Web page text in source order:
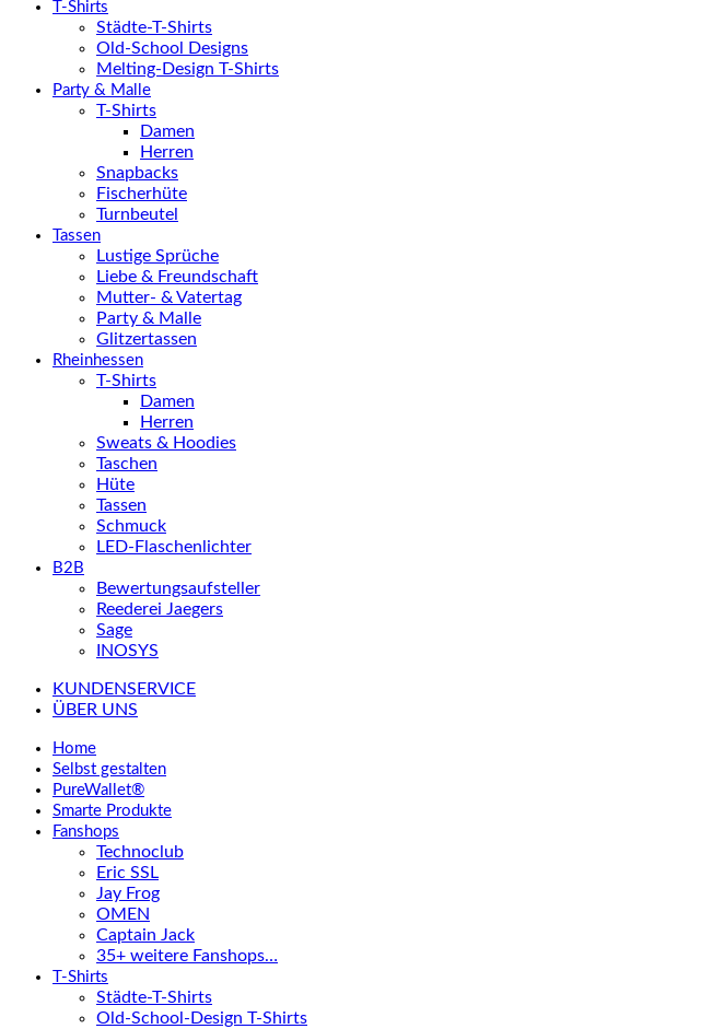
T-Shirts
Städte-T-Shirts
Old-School Designs
Melting-Design T-Shirts
Party & Malle
T-Shirts
Damen
Herren
Snapbacks
Fischerhüte
Turnbeutel
Tassen
Lustige Sprüche
Liebe & Freundschaft
Mutter- & Vatertag
Party & Malle
Glitzertassen
Rheinhessen
T-Shirts
Damen
Herren
Sweats & Hoodies
Taschen
Hüte
Tassen
Schmuck
LED-Flaschenlichter
B2B
Bewertungsaufsteller
Reederei Jaegers
Sage
INOSYS
KUNDENSERVICE
ÜBER UNS
Home
Selbst gestalten
PureWallet®
Smarte Produkte
Fanshops
Technoclub
Eric SSL
Jay Frog
OMEN
Captain Jack
35+ weitere Fanshops…
T-Shirts
Städte-T-Shirts
Old-School-Design T-Shirts